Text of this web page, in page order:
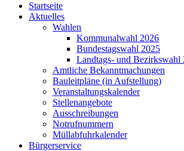
Startseite
Aktuelles
Wahlen
Kommunalwahl 2026
Bundestagswahl 2025
Landtags- und Bezirkswahl
Amtliche Bekanntmachungen
Bauleitpläne (in Aufstellung)
Veranstaltungskalender
Stellenangebote
Ausschreibungen
Notrufnummern
Müllabfuhrkalender
Bürgerservice